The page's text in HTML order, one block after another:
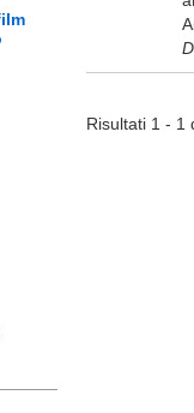
Risultati 1 - 1